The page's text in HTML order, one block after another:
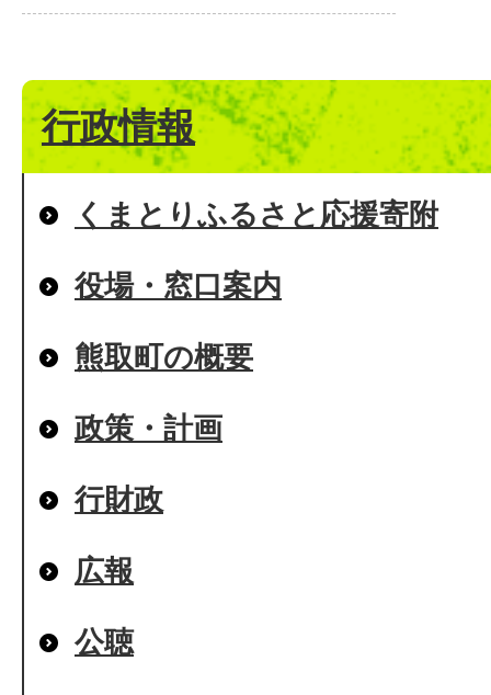
行政情報
くまとりふるさと応援寄附
役場・窓口案内
熊取町の概要
政策・計画
行財政
広報
公聴